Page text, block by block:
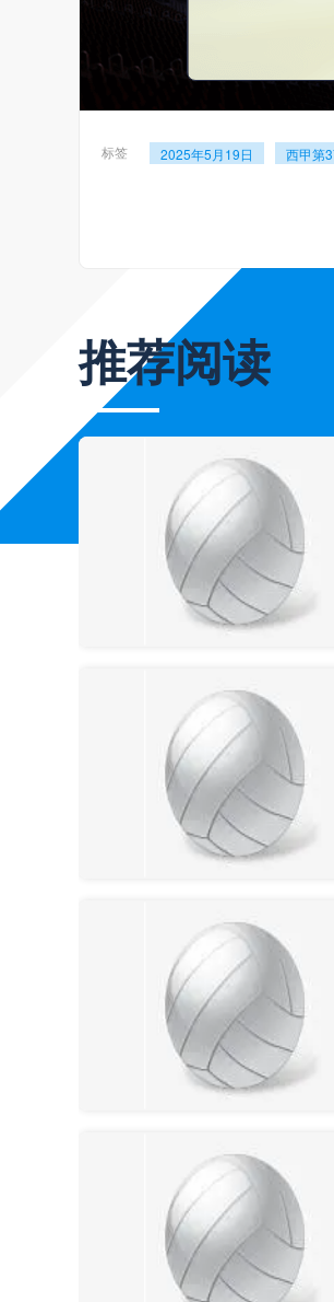
标签 2025年5月19日 西甲第
推荐阅读